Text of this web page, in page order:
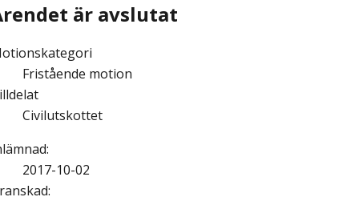
är avslutat
Fristående motion
Civilutskottet
:
2017-10-02
: